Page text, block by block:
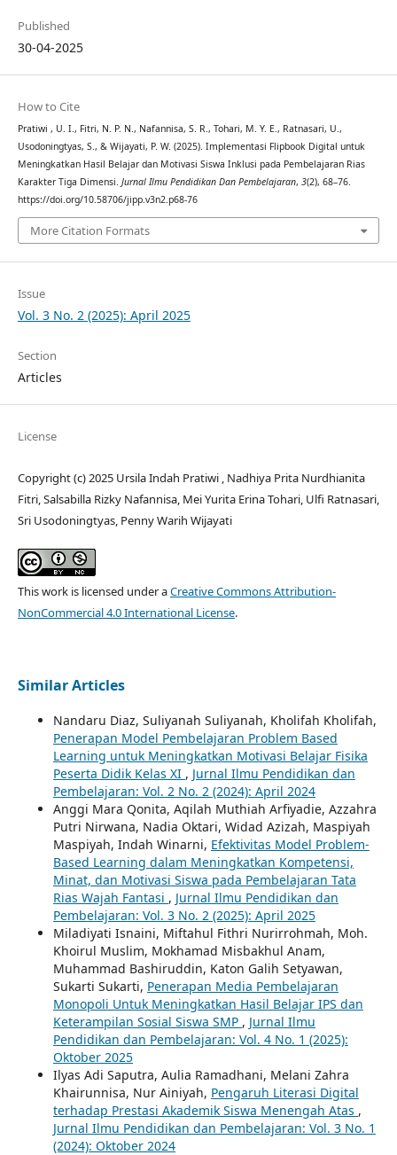
Published
30-04-2025
How to Cite
Pratiwi , U. I., Fitri, N. P. N., Nafannisa, S. R., Tohari, M. Y. E., Ratnasari, U.,
Usodoningtyas, S., & Wijayati, P. W. (2025). Implementasi Flipbook Digital untuk
Meningkatkan Hasil Belajar dan Motivasi Siswa Inklusi pada Pembelajaran Rias
Karakter Tiga Dimensi. Jurnal Ilmu Pendidikan Dan Pembelajaran, 3(2), 68–76.
https://doi.org/10.58706/jipp.v3n2.p68-76
More Citation Formats
Issue
Vol. 3 No. 2 (2025): April 2025
Section
Articles
License
Copyright (c) 2025 Ursila Indah Pratiwi , Nadhiya Prita Nurdhianita
Fitri, Salsabilla Rizky Nafannisa, Mei Yurita Erina Tohari, Ulfi Ratnasari,
Sri Usodoningtyas, Penny Warih Wijayati
This work is licensed under aCreative Commons Attribution-
NonCommercial 4.0 International License.
Similar Articles
Nandaru Diaz, Suliyanah Suliyanah, Kholifah Kholifah,
Penerapan Model Pembelajaran Problem Based
Learning untuk Meningkatkan Motivasi Belajar Fisika
Peserta Didik Kelas XI , Jurnal Ilmu Pendidikan dan
Pembelajaran: Vol. 2 No. 2 (2024): April 2024
Anggi Mara Qonita, Aqilah Muthiah Arfiyadie, Azzahra
Putri Nirwana, Nadia Oktari, Widad Azizah, Maspiyah
Maspiyah, Indah Winarni, Efektivitas Model Problem-
Based Learning dalam Meningkatkan Kompetensi,
Minat, dan Motivasi Siswa pada Pembelajaran Tata
Rias Wajah Fantasi , Jurnal Ilmu Pendidikan dan
Pembelajaran: Vol. 3 No. 2 (2025): April 2025
Miladiyati Isnaini, Miftahul Fithri Nurirrohmah, Moh.
Khoirul Muslim, Mokhamad Misbakhul Anam,
Muhammad Bashiruddin, Katon Galih Setyawan,
Sukarti Sukarti, Penerapan Media Pembelajaran
Monopoli Untuk Meningkatkan Hasil Belajar IPS dan
Keterampilan Sosial Siswa SMP , Jurnal Ilmu
Pendidikan dan Pembelajaran: Vol. 4 No. 1 (2025):
Oktober 2025
Ilyas Adi Saputra, Aulia Ramadhani, Melani Zahra
Khairunnisa, Nur Ainiyah, Pengaruh Literasi Digital
terhadap Prestasi Akademik Siswa Menengah Atas ,
Jurnal Ilmu Pendidikan dan Pembelajaran: Vol. 3 No. 1
(2024): Oktober 2024